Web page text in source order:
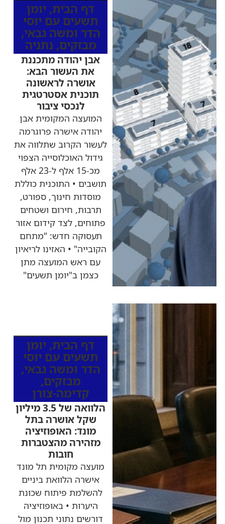
דף הבית, יומן
תשעים עם יוסי
הדר ומשה גבאי,
מבזקים, נתניה
אבן יהודה מתכננת
את העשור הבא:
אושרה לראשונה
תוכנית אסטרטגית
לנכסי ציבור
המועצה המקומית אבן
יהודה אישרה פרוגרמה
לעשור הקרוב שתלווה את
גידול האוכלוסייה הצפוי
מכ-15 אלף ל-23 אלף
תושבים • התוכנית כוללת
מוסדות חינוך, ספורט,
תרבות, חירום ושטחים
פתוחים, לצד קידום אזור
תעסוקה חדש: "מתחם
הקובייה" • האזינו לריאיון
עם ראש המועצה מתן
כצמן ב"יומן תשעים"
דף הבית, יומן
תשעים עם יוסי
הדר ומשה גבאי,
מבזקים,
קדימה-צורן
הלוואה של 3.5 מיליון
שקל אושרה בתל
מונד: האופוזיציה
מזהירה מהצטברות
חובות
מועצה מקומית תל מונד
אישרה הלוואת ביניים
להשלמת פיתוח שכונת
היערות • באופוזיציה
דורשים נתוני תכנון מול